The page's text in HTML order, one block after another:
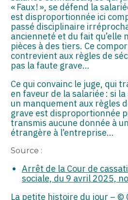
START-UP
SECTEUR AUDIOVISUEL
« Faux ! », se défend la
est disproportionnée ici
passé disciplinaire
ancienneté et du fait qu’elle
pièces à des tiers. Ce
contrevient aux règles de
pas la faute grave…
Ce qui convainc le juge, qui
en faveur de la salariée : si
un manquement aux règles
grave est disproportionnée
transmis aucune donnée à
étrangère à l’entreprise…
Source :
Arrêt de la Cour de
sociale, du 9 avril 2025,
La petite histoire du jour – ©